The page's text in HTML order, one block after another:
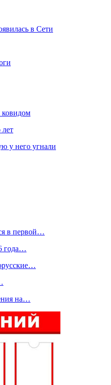
в Сети
ковидом
у него угнали
в первой…
года…
на…